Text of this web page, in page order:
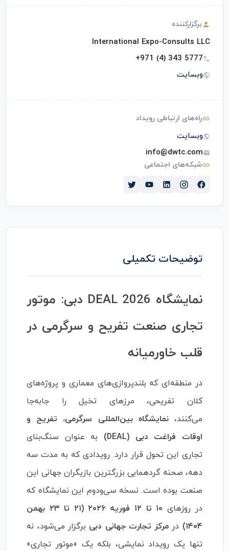
برگزارکننده
International Expo-Consults LLC
+971 (4) 343 5777
وبسایت
راه‌های ارتباطی رویداد
وبسایت
info@dwtc.com
شبکه‌های اجتماعی
نمایشگاه DEAL 2026 دبی: موتور
تجاری صنعت تفریح و سرگرمی در
قلب خاورمیانه
در منطقه‌ای که بلندپروازی‌های معماری و پروژه‌های
کلان تفریحی، مرزهای تخیل را جابه‌جا
می‌کنند،نمایشگاه بین‌المللی سرگرمی، تفریح و
اوقات فراغت دبی (DEAL)
به عنوان سنگ‌بنای
تجاری این تحول قرار دارد. رویدادی که به مدت سه
دهه، صحنه گردهمایی بزرگترین بازیگران جهانی این
صنعت بوده است. نسخه سی‌ودوم این نمایشگاه که
در روزهای
۱۰ تا ۱۲ فوریه ۲۰۲۶ (۲۱ تا ۲۳ بهمن
۱۴۰۴)
در مرکز تجارت جهانی دبی برگزار می‌شود، نه
تنها یک رویداد نمایشی، بلکه یک «موتور تجاری»